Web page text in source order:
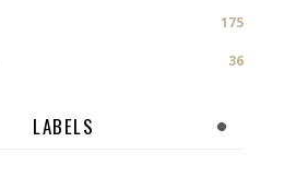
175
36
LABELS